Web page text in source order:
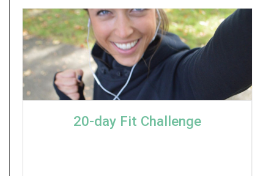
20-day Fit Challenge